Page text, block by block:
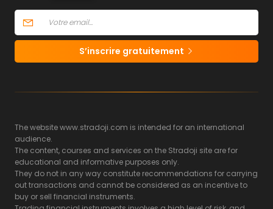
S’inscrire gratuitement
The website www.stradoji.com is intended for an international
audience.
The content, courses and services on the Stradoji site are for
educational and informative purposes only.
They do not in any way constitute recommendations for carrying
out transactions and cannot be considered as an incentive to
buy or sell financial instruments.